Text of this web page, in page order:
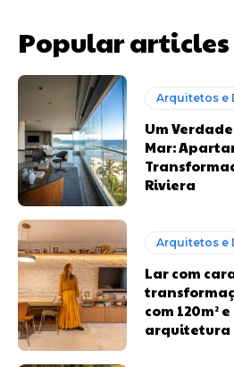
Popular articles
Arquitetos e
Um
Mar:
Riviera
Arquitetos e
Lar com
com 120m²
arquitetura